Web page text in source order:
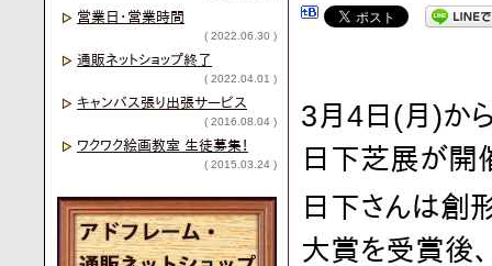
3月4日(月)か
日下芝展が開
日下さんは創
大賞を受賞後
営業日・営業時間
( 2022.06.30 )
通販ネットショップ終了
( 2022.04.01 )
キャンバス張り出張サービス
( 2016.08.04 )
ワクワク絵画教室 生徒募集！
( 2015.03.24 )